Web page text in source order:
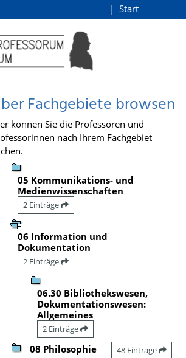
Start
Fachgebiete browsen
können Sie die Professoren und
nach Ihrem Fachgebiet
05 Kommunikations- und
Medienwissenschaften
2 Einträge
06 Information und
Dokumentation
2 Einträge
06.30 Bibliothekswesen,
Dokumentationswesen:
Allgemeines
2 Einträge
08 Philosophie 48 Einträge